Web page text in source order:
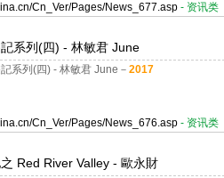
Cn_Ver/Pages/News_677.asp - 资讯类
記系列(四) - 林敏君 June
系列(四) - 林敏君 June－ 2017
Cn_Ver/Pages/News_676.asp - 资讯类
之 Red River Valley - 歐永財